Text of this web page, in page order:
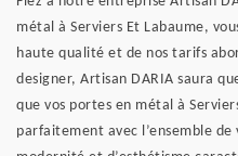
métal à Serviers Et Labaume,
haute qualité et de nos tarifs
designer, Artisan DARIA saura
que vos portes en métal à
parfaitement avec l’ensemble